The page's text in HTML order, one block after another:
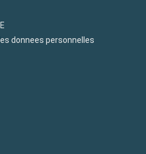
donnees personnelles